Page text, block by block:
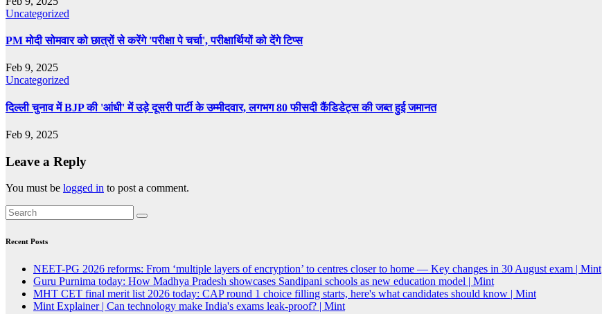
Uncategorized
PM मोदी सोमवार को छात्रों से करेंगे 'परीक्षा पे चर्चा', परीक्षार्थियों को देंगे टिप्स
Feb 9, 2025
Uncategorized
दिल्ली चुनाव में BJP की 'आंधी' में उड़े दूसरी पार्टी के उम्मीदवार, लगभग 80 फीसदी कैंडिडेट्स की जब्त हुई जमानत
Feb 9, 2025
Leave a Reply
You must be logged in to post a comment.
Recent Posts
NEET-PG 2026 reforms: From ‘multiple layers of encryption’ to centres closer to home — Key changes in 30 August exam | Mint
Guru Purnima today: How Madhya Pradesh showcases Sandipani schools as new education model | Mint
MHT CET final merit list 2026 today: CAP round 1 choice filling starts, here's what candidates should know | Mint
Mint Explainer | Can technology make India's exams leak-proof? | Mint